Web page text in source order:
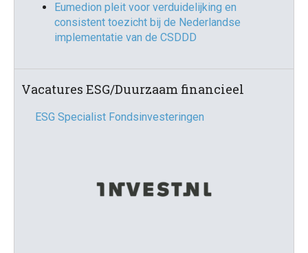
Eumedion pleit voor verduidelijking en
consistent toezicht bij de Nederlandse
implementatie van de CSDDD
Vacatures ESG/Duurzaam financieel
ESG Specialist Fondsinvesteringen